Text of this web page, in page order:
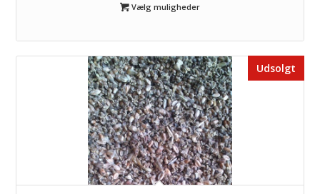
Vælg muligheder
Udsolgt